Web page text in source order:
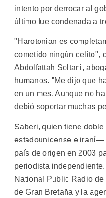
intento por derrocar al
último fue condenada a
"Harotonian es
cometido ningún delito",
Abdolfattah Soltani,
humanos. "Me dijo que
en un mes. Aunque no
debió soportar muchas
Saberi, quien tiene
estadounidense e iraní—
país de origen en 2003
periodista
National Public Radio
de Gran Bretaña y la